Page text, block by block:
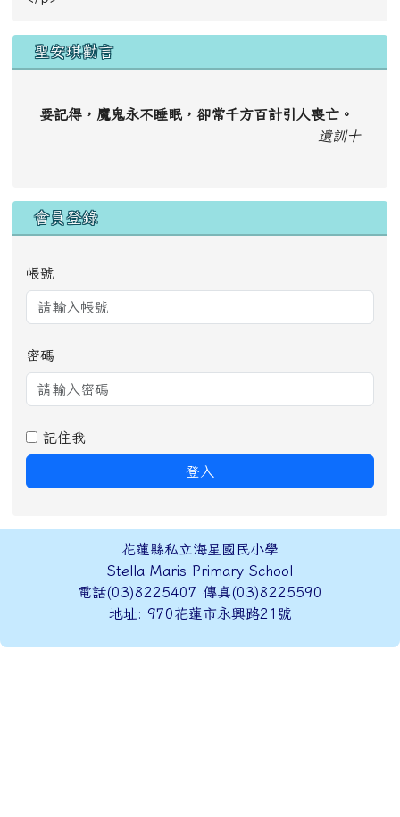
聖安琪勸言
要記得，魔鬼永不睡眠，卻常千方百計引人喪亡。
遺訓十
會員登錄
帳號
密碼
記住我
登入
頁尾區域內容花蓮縣私立海星國民小學
Stella Maris Primary School
電話(03)8225407 傳真(03)8225590
地址: 970花蓮市永興路21號